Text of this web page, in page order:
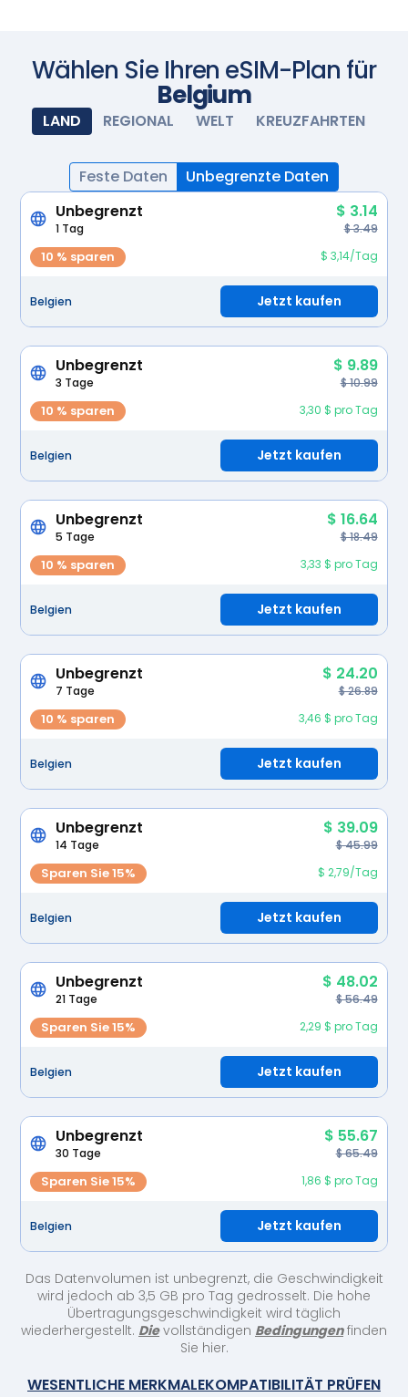
Scannen Sie mit Ihrer Kamera
Wählen Sie Ihren eSIM-Plan für
Belgium
LAND REGIONAL WELT KREUZFAHRTEN
Feste Daten
Unbegrenzte Daten
Unbegrenzt
$ 3.14
1 Tag $ 3.49
10 % sparen $ 3,14/Tag
Belgien Jetzt kaufen
Unbegrenzt $ 9.89
3 Tage $ 10.99
10 % sparen 3,30 $ pro Tag
Belgien Jetzt kaufen
Unbegrenzt $ 16.64
5 Tage $ 18.49
10 % sparen 3,33 $ pro Tag
Belgien Jetzt kaufen
Unbegrenzt $ 24.20
7 Tage $ 26.89
10 % sparen 3,46 $ pro Tag
Belgien Jetzt kaufen
Unbegrenzt $ 39.09
14 Tage $ 45.99
Sparen Sie 15% $ 2,79/Tag
Belgien Jetzt kaufen
Unbegrenzt $ 48.02
21 Tage $ 56.49
Sparen Sie 15% 2,29 $ pro Tag
Belgien Jetzt kaufen
Unbegrenzt $ 55.67
30 Tage $ 65.49
Sparen Sie 15% 1,86 $ pro Tag
Belgien Jetzt kaufen
Das Datenvolumen ist unbegrenzt, die Geschwindigkeit
wird jedoch ab 3,5 GB pro Tag gedrosselt. Die hohe
Übertragungsgeschwindigkeit wird täglich
wiederhergestellt. Dievollständigen Bedingungenfinden
Sie hier.
WESENTLICHE MERKMALEKOMPATIBILITÄT PRÜFEN